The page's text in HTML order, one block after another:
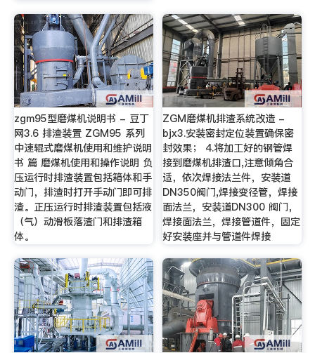
zgm95型磨煤机说明书 - 豆丁
网3.6 排渣装置 ZGM95 系列
中速辊式磨煤机使用和维护说明
书 篇 磨煤机使用和操作说明 负
压运行时排渣装置包括箱体和手
动门，排渣时打开手动门即可排
渣。正压运行时排渣装置包括液
（气）动滑板落渣门和排渣箱
体。
ZGM磨煤机排渣系统改造 -
bjx3.安装密封定位装置确保密
封效果； 4.将加工好的钢管焊
接到磨煤机排渣口,注意倾角合
适，依次焊接法兰件，安装道
DN350阀门,焊接变径管，焊接
面法兰，安装道DN300 阀门，
焊接面法兰，焊接管道件，固定
好安装座并与管道件焊接